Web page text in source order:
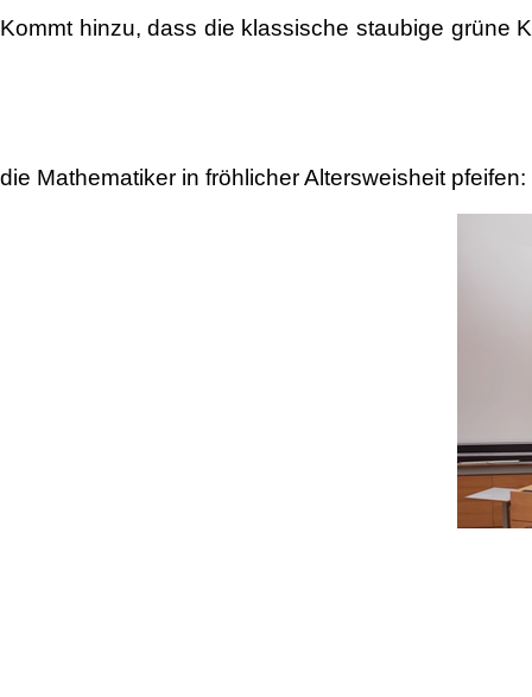
Kommt hinzu, dass die klassische staubige grüne
die Mathematiker in fröhlicher Altersweisheit pfeifen: